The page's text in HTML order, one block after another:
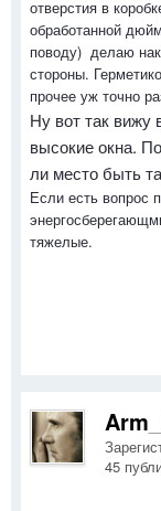
отверстия в
обработанной
поводу) делаю
стороны.
прочее уж точно
Ну вот так вижу
высокие окна.
ли место быть
Если есть вопрос
тяжелые.
45